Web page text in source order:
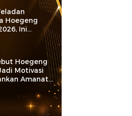
Hoegeng
Ini
dan Kiprahnya
Hoegeng
Motivasi
Amanat